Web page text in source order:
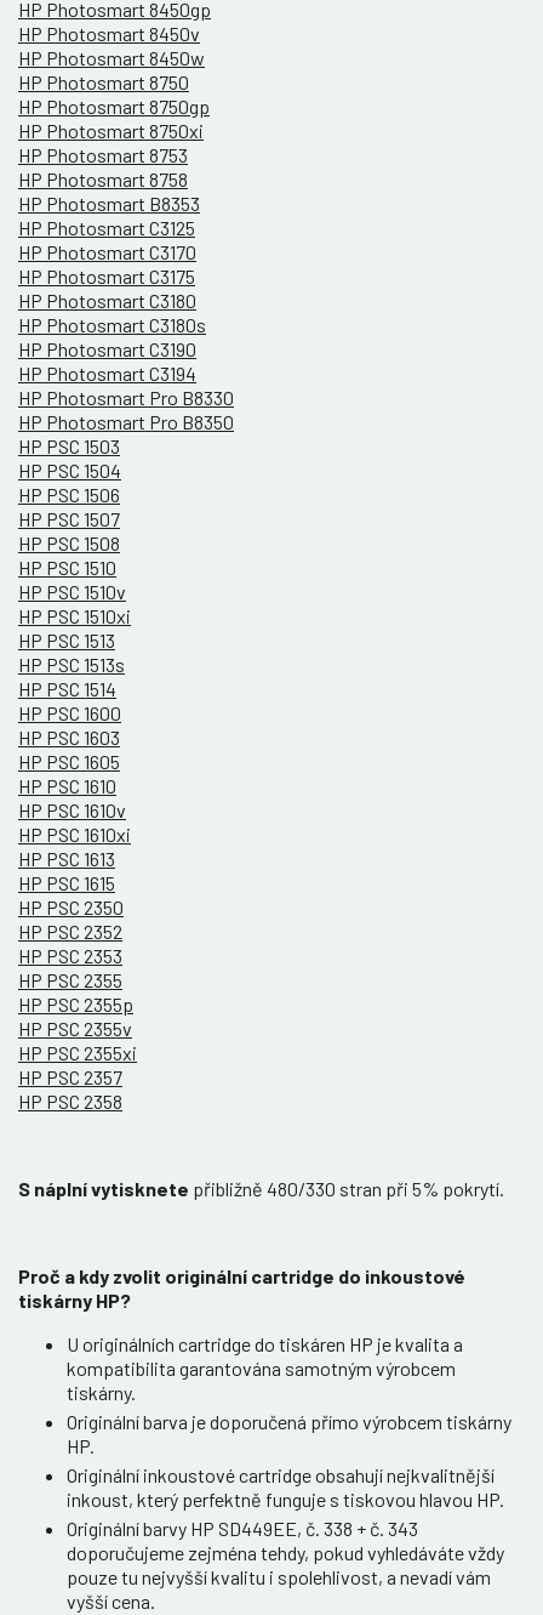
HP Photosmart 8450gp
HP Photosmart 8450v
HP Photosmart 8450w
HP Photosmart 8750
HP Photosmart 8750gp
HP Photosmart 8750xi
HP Photosmart 8753
HP Photosmart 8758
HP Photosmart B8353
HP Photosmart C3125
HP Photosmart C3170
HP Photosmart C3175
HP Photosmart C3180
HP Photosmart C3180s
HP Photosmart C3190
HP Photosmart C3194
HP Photosmart Pro B8330
HP Photosmart Pro B8350
HP PSC 1503
HP PSC 1504
HP PSC 1506
HP PSC 1507
HP PSC 1508
HP PSC 1510
HP PSC 1510v
HP PSC 1510xi
HP PSC 1513
HP PSC 1513s
HP PSC 1514
HP PSC 1600
HP PSC 1603
HP PSC 1605
HP PSC 1610
HP PSC 1610v
HP PSC 1610xi
HP PSC 1613
HP PSC 1615
HP PSC 2350
HP PSC 2352
HP PSC 2353
HP PSC 2355
HP PSC 2355p
HP PSC 2355v
HP PSC 2355xi
HP PSC 2357
HP PSC 2358
S náplní vytisknete přibližně 480/330 stran při 5% pokrytí.
Proč a kdy zvolit originální cartridge do inkoustové
tiskárny HP?
U originálních cartridge do tiskáren HP je kvalita a
kompatibilita garantována samotným výrobcem
tiskárny.
Originální barva je doporučená přímo výrobcem tiskárny
HP.
Originální inkoustové cartridge obsahují nejkvalitnější
inkoust, který perfektně funguje s tiskovou hlavou HP.
Originální barvy HP SD449EE, č. 338 + č. 343
doporučujeme zejména tehdy, pokud vyhledáváte vždy
pouze tu nejvyšší kvalitu i spolehlivost, a nevadí vám
vyšší cena.